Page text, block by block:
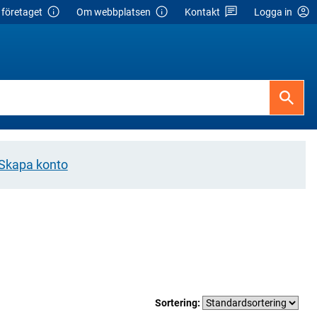
företaget Om webbplatsen Kontakt Logga in
konto
Sortering: